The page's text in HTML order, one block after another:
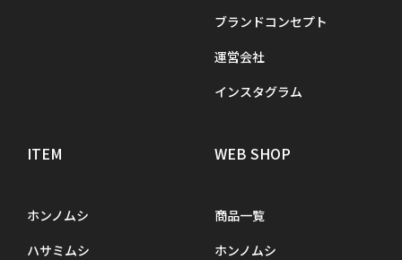
ブランドコンセプト
運営会社
インスタグラム
ITEM
ホンノムシ
ハサミムシ
WEB SHOP
商品一覧
ホンノムシ